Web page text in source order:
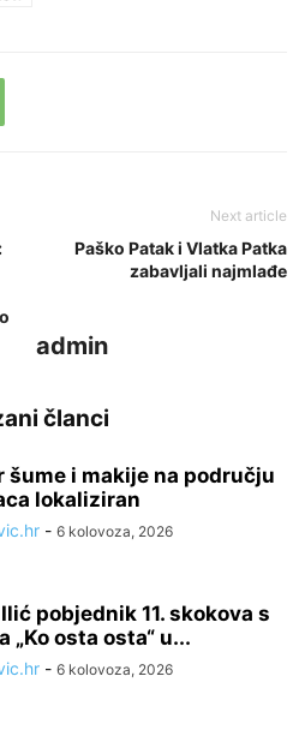
Next article
Paško Patak i Vlatka Patka
zabavljali najmlađe
admin
članci
šume i makije na području
lokaliziran
- 6 kolovoza, 2026
pobjednik 11. skokova s
„Ko osta osta“ u...
- 6 kolovoza, 2026